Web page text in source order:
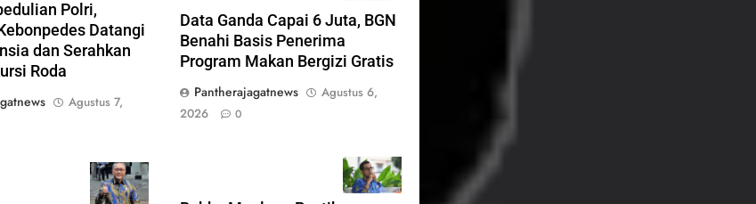
Polri,
Datangi
dan Serahkan
Roda
Agustus 7,
Data Ganda Capai 6 Juta, BGN
Benahi Basis Penerima
Program Makan Bergizi Gratis
Pantherajagatnews
Agustus 6,
2026
0